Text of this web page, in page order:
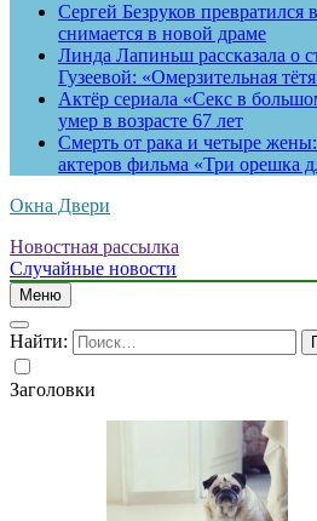
Сергей Безруков превратился
снимается в новой драме
Линда Лапиньш рассказала о
Гузеевой: «Омерзительная
Актёр сериала «Секс в
умер в возрасте 67 лет
Смерть от рака и четыре
актеров фильма «Три орешка
Окна Двери
Новостная рассылка
Случайные новости
Меню
Найти:
Заголовки